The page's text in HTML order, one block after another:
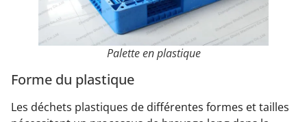
Palette en plastique
Forme du plastique
Les déchets plastiques de différentes formes et tailles